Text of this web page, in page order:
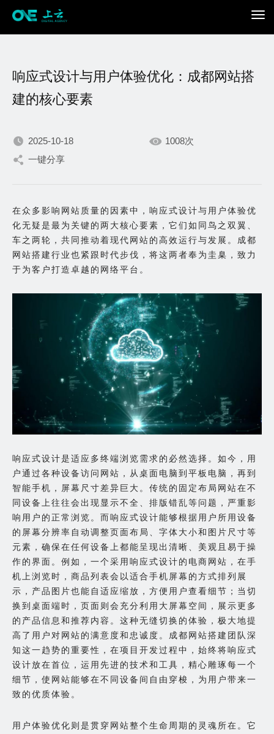
我们不断积累持续专注，
出色的你。
响应式设计与用户体验优化：成都网站搭
建的核心要素
2025-10-18
1008次
一键分享
在众多影响网站质量的因素中，响应式设计与用户体验优
化无疑是最为关键的两大核心要素，它们如同鸟之双翼、
车之两轮，共同推动着现代网站的高效运行与发展。成都
网站搭建行业也紧跟时代步伐，将这两者奉为圭臬，致力
于为客户打造卓越的网络平台。
响应式设计是适应多终端浏览需求的必然选择。如今，用
户通过各种设备访问网站，从桌面电脑到平板电脑，再到
智能手机，屏幕尺寸差异巨大。传统的固定布局网站在不
同设备上往往会出现显示不全、排版错乱等问题，严重影
响用户的正常浏览。而响应式设计能够根据用户所用设备
的屏幕分辨率自动调整页面布局、字体大小和图片尺寸等
元素，确保在任何设备上都能呈现出清晰、美观且易于操
作的界面。例如，一个采用响应式设计的电商网站，在手
机上浏览时，商品列表会以适合手机屏幕的方式排列展
示，产品图片也能自适应缩放，方便用户查看细节；当切
换到桌面端时，页面则会充分利用大屏幕空间，展示更多
的产品信息和推荐内容。这种无缝切换的体验，极大地提
高了用户对网站的满意度和忠诚度。成都网站搭建团队深
知这一趋势的重要性，在项目开发过程中，始终将响应式
设计放在首位，运用先进的技术和工具，精心雕琢每一个
细节，使网站能够在不同设备间自由穿梭，为用户带来一
致的优质体验。
用户体验优化则是贯穿网站整个生命周期的灵魂所在。它